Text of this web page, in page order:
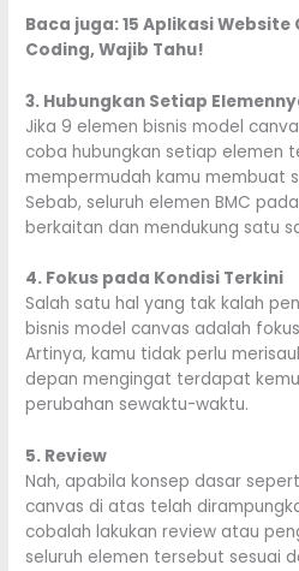
Baca juga:15 Aplikasi
Coding, Wajib Tahu!
3. Hubungkan Setiap
Jika 9 elemen bisnis model
coba hubungkan setiap elemen
mempermudah kamu membuat
Sebab, seluruh elemen BMC
berkaitan dan mendukung satu
4. Fokus pada Kondisi Terkini
Salah satu hal yang tak kalah
bisnis model canvas adalah
Artinya, kamu tidak perlu
depan mengingat terdapat
perubahan sewaktu-waktu.
5. Review
Nah, apabila konsep dasar
canvas di atas telah
cobalah lakukan review atau
seluruh elemen tersebut sesuai